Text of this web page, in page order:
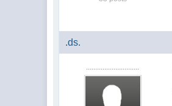
.ds.
.............................